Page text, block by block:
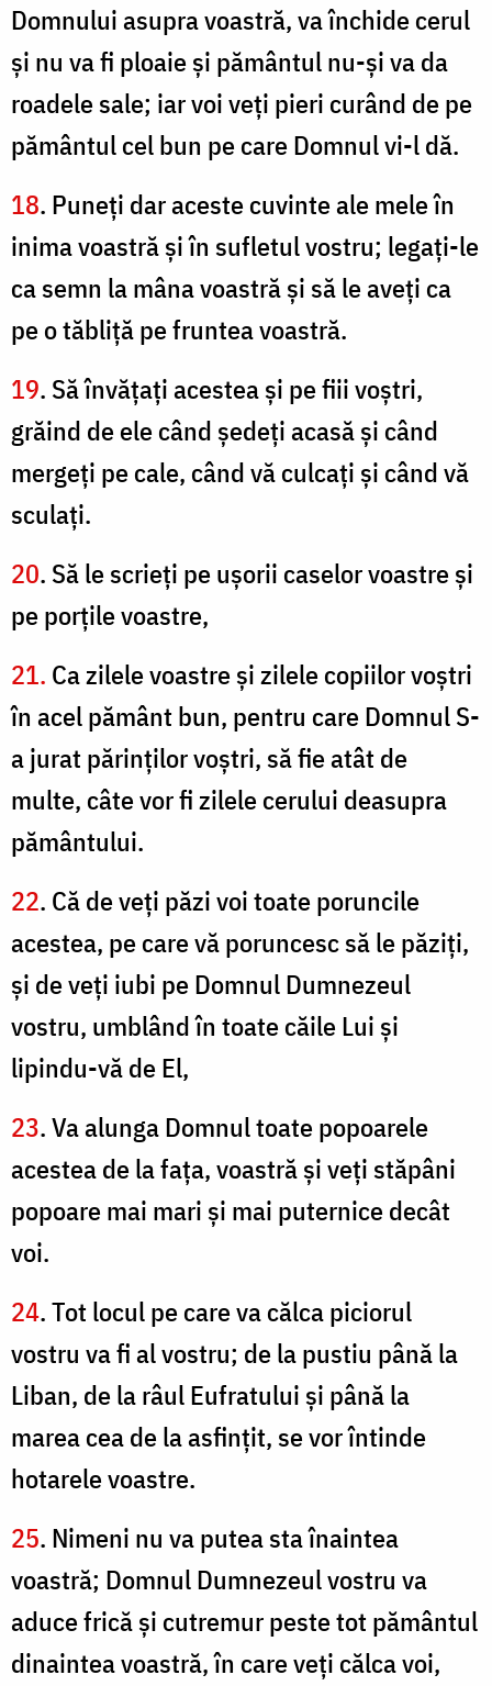
Domnului asupra voastră, va închide cerul
şi nu va fi ploaie şi pământul nu-şi va da
roadele sale; iar voi veţi pieri curând de pe
pământul cel bun pe care Domnul vi-l dă.
18. Puneţi dar aceste cuvinte ale mele în
inima voastră şi în sufletul vostru; legaţi-le
ca semn la mâna voastră şi să le aveţi ca
pe o tăbliţă pe fruntea voastră.
19. Să învăţaţi acestea şi pe fiii voştri,
grăind de ele când şedeţi acasă şi când
mergeţi pe cale, când vă culcaţi şi când vă
sculaţi.
20. Să le scrieţi pe uşorii caselor voastre şi
pe porţile voastre,
21. Ca zilele voastre şi zilele copiilor voştri
în acel pământ bun, pentru care Domnul S-
a jurat părinţilor voştri, să fie atât de
multe, câte vor fi zilele cerului deasupra
pământului.
22. Că de veţi păzi voi toate poruncile
acestea, pe care vă poruncesc să le păziţi,
şi de veţi iubi pe Domnul Dumnezeul
vostru, umblând în toate căile Lui şi
lipindu-vă de El,
23. Va alunga Domnul toate popoarele
acestea de la faţa, voastră şi veţi stăpâni
popoare mai mari şi mai puternice decât
voi.
24. Tot locul pe care va călca piciorul
vostru va fi al vostru; de la pustiu până la
Liban, de la râul Eufratului şi până la
marea cea de la asfinţit, se vor întinde
hotarele voastre.
25. Nimeni nu va putea sta înaintea
voastră; Domnul Dumnezeul vostru va
aduce frică şi cutremur peste tot pământul
dinaintea voastră, în care veţi călca voi,